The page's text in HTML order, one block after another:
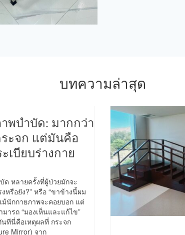
บทความล่าสุด
พบำบัด: มากกว่า
ะจก แต่มันคือ
ะเบียบร่างกาย
ด หลายครั้งที่ผู้ป่วยมักจะ
หรือยัง?” หรือ “ขาข้างนี้ผม
นักกายภาพจะคอยบอก แต่
ารถ “มองเห็นและแก้ไข”
นทีนี่คือเหตุผลที่ กระจก
Mirror) จาก